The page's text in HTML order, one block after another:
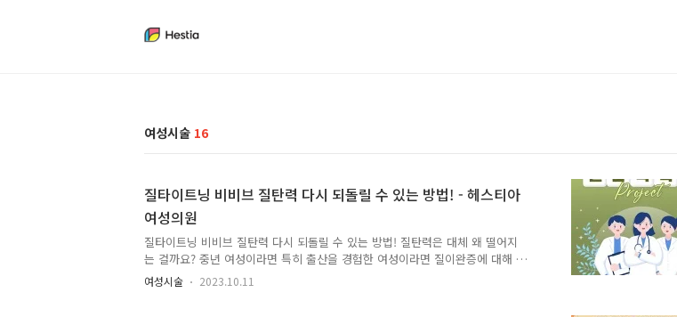
여성시술 16
질타이트닝 비비브 질탄력 다시 되돌릴 수 있는 방법! - 헤스티아
여성의원
질타이트닝 비비브 질탄력 다시 되돌릴 수 있는 방법! 질탄력은 대체 왜 떨어지
는 걸까요? 중년 여성이라면 특히 출산을 경험한 여성이라면 질이완증에 대해 들
어보신 적 있으실 겁니다. 다양한 시술, 수술적인 방법 중 질타이트닝 방법인 비
비브! 들어보신 적이 있으실 거라 생각합니다. 질 타이트닝 비비브시술의 원리부
여성시술 2023.10.11